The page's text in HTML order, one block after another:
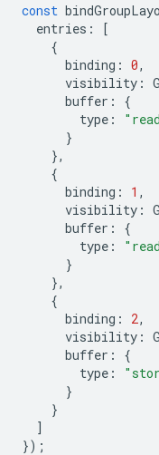
const
entries :
[
{
binding : 0,
visibility :
buffer :
{
type :
}
},
{
binding : 1 ,
visibility :
buffer :
{
type :
}
},
{
binding : 2,
visibility :
buffer :
{
type :
}
}
]
});